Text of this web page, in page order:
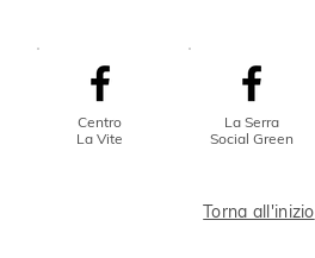
Centro
La Vite
La Serra
Social Green
Torna all'inizio